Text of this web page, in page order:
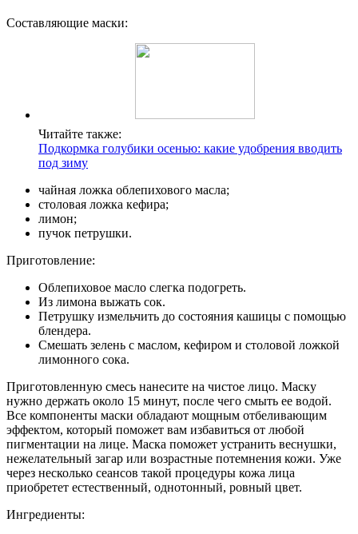
Составляющие маски:
Читайте также:
Подкормка голубики осенью: какие удобрения вводить
под зиму
чайная ложка облепихового масла;
столовая ложка кефира;
лимон;
пучок петрушки.
Приготовление:
Облепиховое масло слегка подогреть.
Из лимона выжать сок.
Петрушку измельчить до состояния кашицы с помощью
блендера.
Смешать зелень с маслом, кефиром и столовой ложкой
лимонного сока.
Приготовленную смесь нанесите на чистое лицо. Маску
нужно держать около 15 минут, после чего смыть ее водой.
Все компоненты маски обладают мощным отбеливающим
эффектом, который поможет вам избавиться от любой
пигментации на лице. Маска поможет устранить веснушки,
нежелательный загар или возрастные потемнения кожи. Уже
через несколько сеансов такой процедуры кожа лица
приобретет естественный, однотонный, ровный цвет.
Ингредиенты: